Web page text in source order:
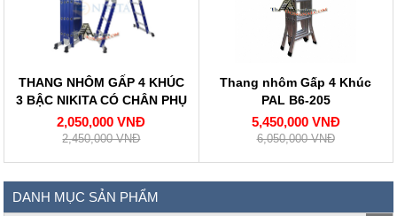
THANG NHÔM GẤP 4 KHÚC
3 BẬC NIKITA CÓ CHÂN PHỤ
NKT-T43XD
2,050,000 VNĐ
2,450,000 VNĐ
Thang nhôm Gấp 4 Khúc
PAL B6-205
5,450,000 VNĐ
6,050,000 VNĐ
DANH MỤC SẢN PHẨM